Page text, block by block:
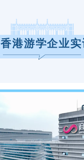
香港游学企业实